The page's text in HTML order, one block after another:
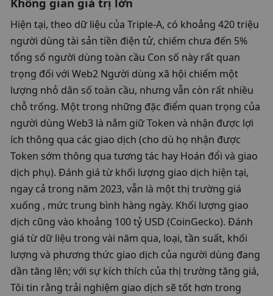
Hiện tại, theo dữ liệu của Triple-A, có khoảng 420 triệu
người dùng tài sản tiền điện tử, chiếm chưa đến 5%
tổng số người dùng toàn cầu Con số này rất quan
trọng đối với Web2 Người dùng xã hội chiếm một
lượng nhỏ dân số toàn cầu, nhưng vẫn còn rất nhiều
chỗ trống. Một trong những đặc điểm quan trọng của
người dùng Web3 là nắm giữ Token và nhận được lợi
ích thông qua các giao dịch (cho dù họ nhận được
Token sớm thông qua tương tác hay Hoán đổi và giao
dịch phụ). Đánh giá từ khối lượng giao dịch hiện tại,
ngay cả trong năm 2023, vẫn là một thị trường giá
xuống , mức trung bình hàng ngày. Khối lượng giao
dịch cũng vào khoảng 100 tỷ USD (CoinGecko). Đánh
giá từ dữ liệu trong vài năm qua, loại, tần suất, khối
lượng và phương thức giao dịch của người dùng đang
dần tăng lên; với sự kích thích của thị trường tăng giá,
Tôi tin rằng trải nghiệm giao dịch sẽ tốt hơn trong